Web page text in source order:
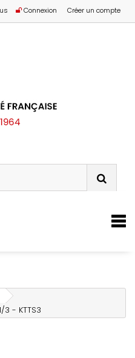
Créer un compte
Connexion
3 - KTTS3